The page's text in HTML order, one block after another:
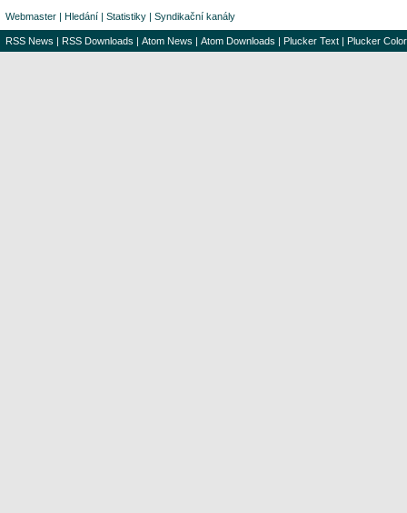
Webmaster | Hledání | Statistiky | Syndikační kanály
RSS News | RSS Downloads | Atom News | Atom Downloads | Plucker Text | Plucker Color